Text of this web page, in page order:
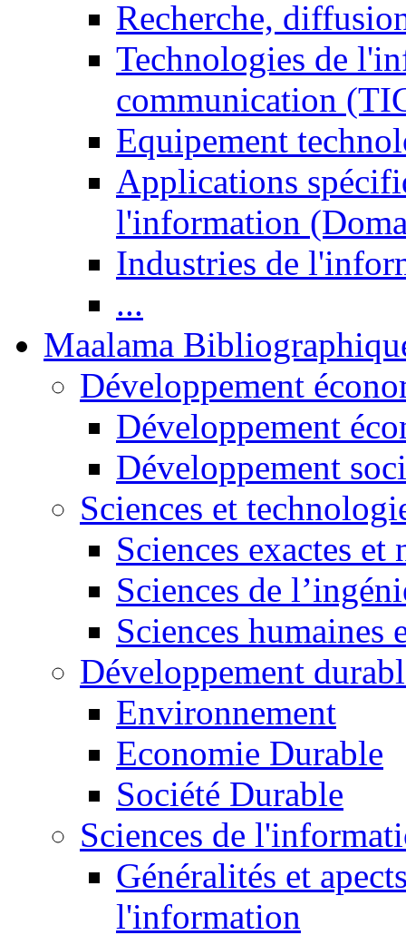
Recherche,
Technologies de
communication
Equipement
Applications
l'information
Industries de
...
Maalama
Développement
Développement
Développement
Sciences et
Sciences exactes et
Sciences de
Sciences humaines
Développement
Environnement
Economie Durable
Société Durable
Sciences de
Généralités et
l'information